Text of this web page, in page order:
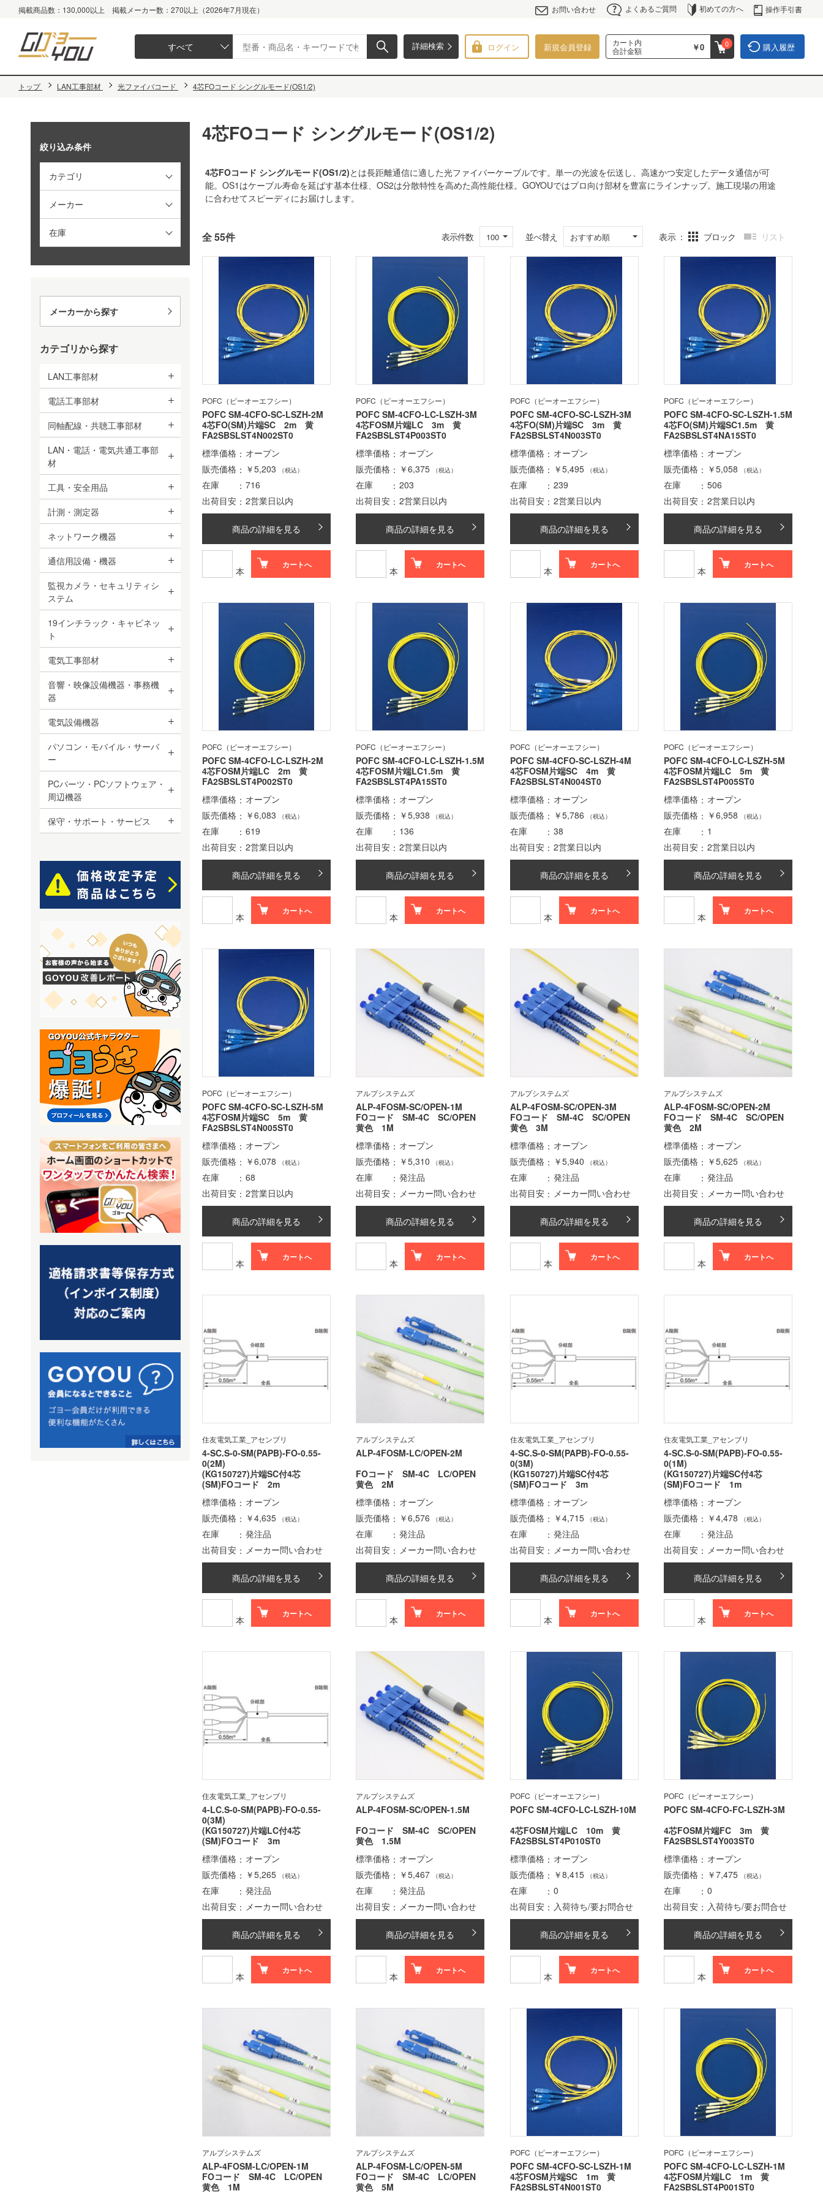
掲載商品数：130,000以上 掲載メーカー数：270以上（2026年7月現在） お問い合わせ よくあるご質問 初めての方へ 操作手引書
詳細検索
すべて ログイン 新規会員登録
カート内
合計金額
￥0 0 購入履歴
トップ LAN工事部材 光ファイバコード 4芯FOコード シングルモード(OS1/2)
4芯FOコード シングルモード(OS1/2)
4芯FOコード シングルモード(OS1/2)とは長距離通信に適した光ファイバーケーブルです。単一の光波を伝送し、高速かつ安定したデータ通信が可
能。OS1はケーブル寿命を延ばす基本仕様、OS2は分散特性を高めた高性能仕様。GOYOUではプロ向け部材を豊富にラインナップ。施工現場の用途
に合わせてスピーディにお届けします。
表示件数 100 並べ替え おすすめ順 表示 ブロック リスト
全 55件
POFC（ピーオーエフシー）
POFC SM-4CFO-SC-LSZH-2M
4芯FO(SM)片端SC 2m 黄
FA2SBSLST4N002ST0
標準価格
オープン
販売価格
￥5,203 （税込）
在庫
716
出荷目安
2営業日以内
商品の詳細を見る
本
カートへ
POFC（ピーオーエフシー）
POFC SM-4CFO-LC-LSZH-3M
4芯FOSM片端LC 3m 黄
FA2SBSLST4P003ST0
標準価格
オープン
販売価格
￥6,375 （税込）
在庫
203
出荷目安
2営業日以内
商品の詳細を見る
本
カートへ
POFC（ピーオーエフシー）
POFC SM-4CFO-SC-LSZH-3M
4芯FO(SM)片端SC 3m 黄
FA2SBSLST4N003ST0
標準価格
オープン
販売価格
￥5,495 （税込）
在庫
239
出荷目安
2営業日以内
商品の詳細を見る
本
カートへ
POFC（ピーオーエフシー）
POFC SM-4CFO-SC-LSZH-1.5M
4芯FO(SM)片端SC1.5m 黄
FA2SBSLST4NA15ST0
標準価格
オープン
販売価格
￥5,058 （税込）
在庫
506
出荷目安
2営業日以内
商品の詳細を見る
本
カートへ
POFC（ピーオーエフシー）
POFC SM-4CFO-LC-LSZH-2M
4芯FOSM片端LC 2m 黄
FA2SBSLST4P002ST0
標準価格
オープン
販売価格
￥6,083 （税込）
在庫
619
出荷目安
2営業日以内
商品の詳細を見る
本
カートへ
POFC（ピーオーエフシー）
POFC SM-4CFO-LC-LSZH-1.5M
4芯FOSM片端LC1.5m 黄
FA2SBSLST4PA15ST0
標準価格
オープン
販売価格
￥5,938 （税込）
在庫
136
出荷目安
2営業日以内
商品の詳細を見る
本
カートへ
POFC（ピーオーエフシー）
POFC SM-4CFO-SC-LSZH-4M
4芯FOSM片端SC 4m 黄
FA2SBSLST4N004ST0
標準価格
オープン
販売価格
￥5,786 （税込）
在庫
38
出荷目安
2営業日以内
商品の詳細を見る
本
カートへ
POFC（ピーオーエフシー）
POFC SM-4CFO-LC-LSZH-5M
4芯FOSM片端LC 5m 黄
FA2SBSLST4P005ST0
標準価格
オープン
販売価格
￥6,958 （税込）
在庫
1
出荷目安
2営業日以内
商品の詳細を見る
本
カートへ
POFC（ピーオーエフシー）
POFC SM-4CFO-SC-LSZH-5M
4芯FOSM片端SC 5m 黄
FA2SBSLST4N005ST0
標準価格
オープン
販売価格
￥6,078 （税込）
在庫
68
出荷目安
2営業日以内
商品の詳細を見る
本
カートへ
アルプシステムズ
ALP-4FOSM-SC/OPEN-1M
FOコード SM-4C SC/OPEN
黄色 1M
標準価格
オープン
販売価格
￥5,310 （税込）
在庫
発注品
出荷目安
メーカー問い合わせ
商品の詳細を見る
本
カートへ
アルプシステムズ
ALP-4FOSM-SC/OPEN-3M
FOコード SM-4C SC/OPEN
黄色 3M
標準価格
オープン
販売価格
￥5,940 （税込）
在庫
発注品
出荷目安
メーカー問い合わせ
商品の詳細を見る
本
カートへ
アルプシステムズ
ALP-4FOSM-SC/OPEN-2M
FOコード SM-4C SC/OPEN
黄色 2M
標準価格
オープン
販売価格
￥5,625 （税込）
在庫
発注品
出荷目安
メーカー問い合わせ
商品の詳細を見る
本
カートへ
住友電気工業_アセンブリ
4-SC.S-0-SM(PAPB)-FO-0.55-
0(2M)
(KG150727)片端SC付4芯
(SM)FOコード 2m
標準価格
オープン
販売価格
￥4,635 （税込）
在庫
発注品
出荷目安
メーカー問い合わせ
商品の詳細を見る
本
カートへ
アルプシステムズ
ALP-4FOSM-LC/OPEN-2M
FOコード SM-4C LC/OPEN
黄色 2M
標準価格
オープン
販売価格
￥6,576 （税込）
在庫
発注品
出荷目安
メーカー問い合わせ
商品の詳細を見る
本
カートへ
住友電気工業_アセンブリ
4-SC.S-0-SM(PAPB)-FO-0.55-
0(3M)
(KG150727)片端SC付4芯
(SM)FOコード 3m
標準価格
オープン
販売価格
￥4,715 （税込）
在庫
発注品
出荷目安
メーカー問い合わせ
商品の詳細を見る
本
カートへ
住友電気工業_アセンブリ
4-SC.S-0-SM(PAPB)-FO-0.55-
0(1M)
(KG150727)片端SC付4芯
(SM)FOコード 1m
標準価格
オープン
販売価格
￥4,478 （税込）
在庫
発注品
出荷目安
メーカー問い合わせ
商品の詳細を見る
本
カートへ
住友電気工業_アセンブリ
4-LC.S-0-SM(PAPB)-FO-0.55-
0(3M)
(KG150727)片端LC付4芯
(SM)FOコード 3m
標準価格
オープン
販売価格
￥5,265 （税込）
在庫
発注品
出荷目安
メーカー問い合わせ
商品の詳細を見る
本
カートへ
アルプシステムズ
ALP-4FOSM-SC/OPEN-1.5M
FOコード SM-4C SC/OPEN
黄色 1.5M
標準価格
オープン
販売価格
￥5,467 （税込）
在庫
発注品
出荷目安
メーカー問い合わせ
商品の詳細を見る
本
カートへ
POFC（ピーオーエフシー）
POFC SM-4CFO-LC-LSZH-10M
4芯FOSM片端LC 10m 黄
FA2SBSLST4P010ST0
標準価格
オープン
販売価格
￥8,415 （税込）
在庫
0
出荷目安
入荷待ち/要お問合せ
商品の詳細を見る
本
カートへ
POFC（ピーオーエフシー）
POFC SM-4CFO-FC-LSZH-3M
4芯FOSM片端FC 3m 黄
FA2SBSLST4Y003ST0
標準価格
オープン
販売価格
￥7,475 （税込）
在庫
0
出荷目安
入荷待ち/要お問合せ
商品の詳細を見る
本
カートへ
アルプシステムズ
ALP-4FOSM-LC/OPEN-1M
FOコード SM-4C LC/OPEN
黄色 1M
アルプシステムズ
ALP-4FOSM-LC/OPEN-5M
FOコード SM-4C LC/OPEN
黄色 5M
POFC（ピーオーエフシー）
POFC SM-4CFO-SC-LSZH-1M
4芯FOSM片端SC 1m 黄
FA2SBSLST4N001ST0
POFC（ピーオーエフシー）
POFC SM-4CFO-LC-LSZH-1M
4芯FOSM片端LC 1m 黄
FA2SBSLST4P001ST0
絞り込み条件
カテゴリ
メーカー
在庫
メーカーから探す
カテゴリから探す
LAN工事部材
電話工事部材
同軸配線・共聴工事部材
LAN・電話・電気共通工事部
材
工具・安全用品
計測・測定器
ネットワーク機器
通信用設備・機器
監視カメラ・セキュリティシ
ステム
19インチラック・キャビネッ
ト
電気工事部材
音響・映像設備機器・事務機
器
電気設備機器
パソコン・モバイル・サーバ
ー
PCパーツ・PCソフトウェア・
周辺機器
保守・サポート・サービス